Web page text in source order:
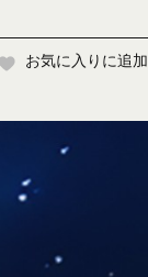
お気に入りに追加